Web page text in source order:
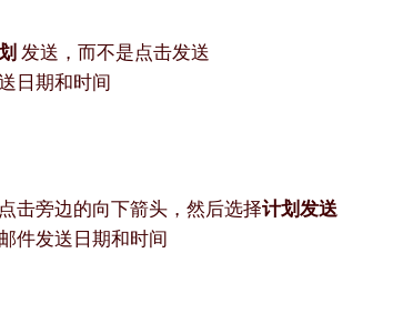
发送，而不是点击发送
日期和时间
击旁边的向下箭头，然后选择计划发送
件发送日期和时间